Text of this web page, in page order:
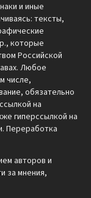
и иные
тексты,
которые
Российской
Любое
числе,
обязательно
на
гиперссылкой на
Переработка
авторов и
за мнения,